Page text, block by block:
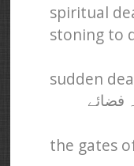
spiritual
stoning to
sudden
فضائے
the gates